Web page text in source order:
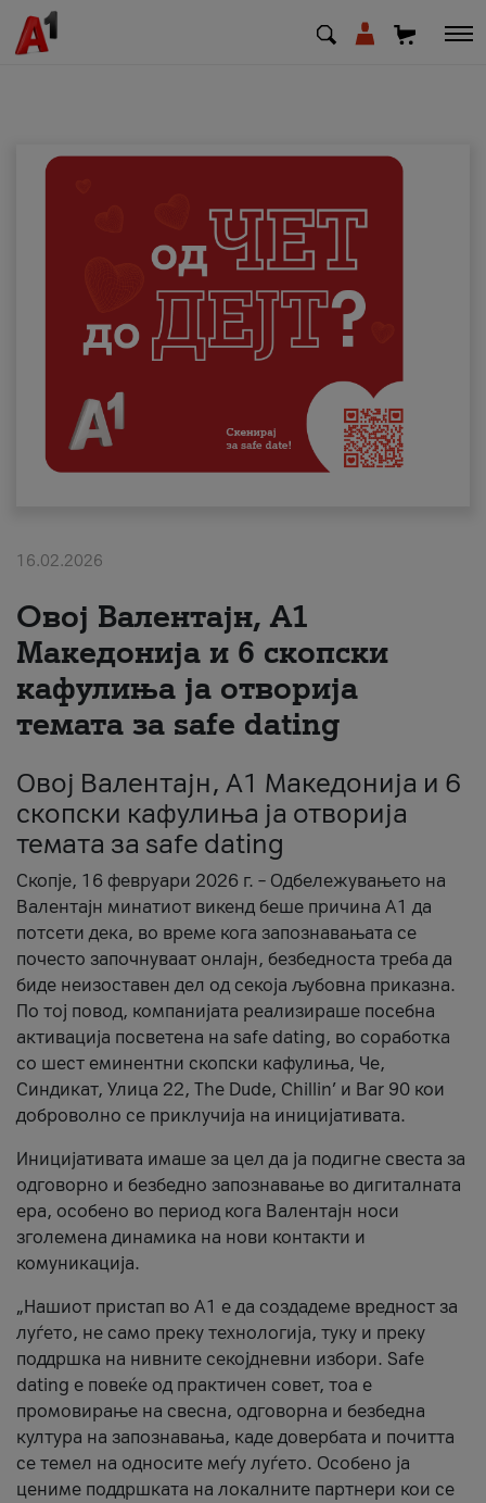
Деловни
Поддршка
Надополни кредит
Плати сметка
#ПодобарОнлајн
16.02.2026
Овој Валентајн, A1
Македонија и 6 скопски
кафулиња ја отворија
темата за safe dating
Овој Валентајн, A1 Македонија и 6
скопски кафулиња ја отворија
темата за safe dating
Скопје, 16 февруари 2026 г. – Одбележувањето на
Валентајн минатиот викенд беше причина А1 да
потсети дека, во време кога запознавањата се
почесто започнуваат онлајн, безбедноста треба да
биде неизоставен дел од секоја љубовна приказна.
По тој повод, компанијата реализираше посебна
активација посветена на safe dating, во соработка
со шест еминентни скопски кафулиња, Че,
Синдикат, Улица 22, The Dude, Chillin’ и Bar 90 кои
доброволно се приклучија на иницијативата.
Иницијативата имаше за цел да ја подигне свеста за
одговорно и безбедно запознавање во дигиталната
ера, особено во период кога Валентајн носи
зголемена динамика на нови контакти и
комуникација.
„Нашиот пристап во А1 е да создадеме вредност за
луѓето, не само преку технологија, туку и преку
поддршка на нивните секојдневни избори. Safe
dating е повеќе од практичен совет, тоа е
промовирање на свесна, одговорна и безбедна
култура на запознавања, каде довербата и почитта
се темел на односите меѓу луѓето. Особено ја
цениме поддршката на локалните партнери кои се